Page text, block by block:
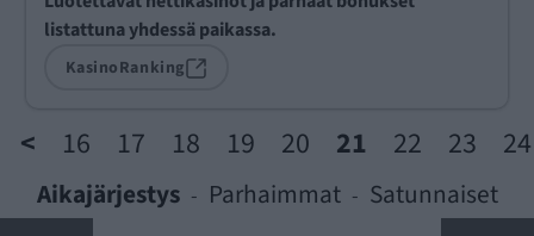
listattuna yhdessä paikassa.
KasinoRanking
< 16 17 18 19 20 21 22 23 24
Aikajärjestys - Parhaimmat - Satunnaiset